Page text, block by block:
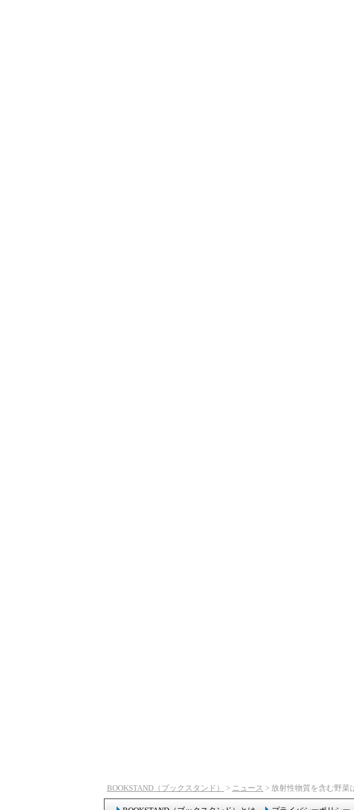
BOOKSTAND（ブックスタンド） > ニュース > 放射性物質を含む野菜